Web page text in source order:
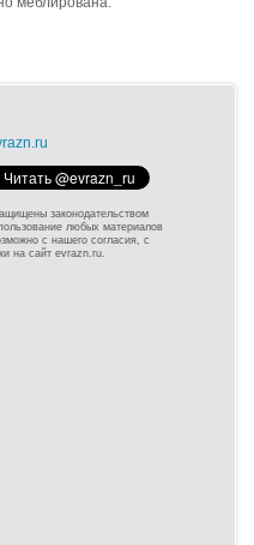
законодательством
любых материалов
с нашего согласия, с
на сайт evrazn.ru.